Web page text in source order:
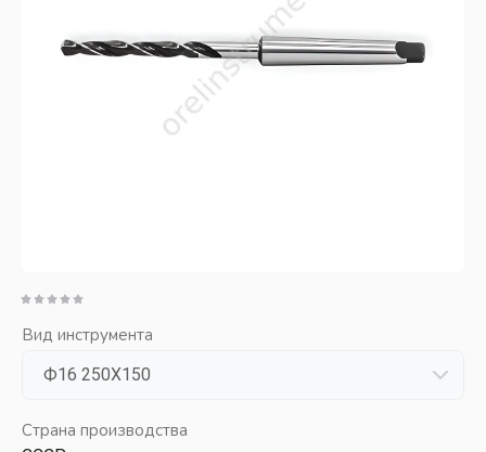
Вид инструмента
Страна производства